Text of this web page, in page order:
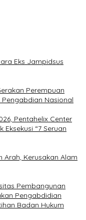
Eks Jampidsus
Perempuan
Nasional
Pentahelix Center
Eksekusi “7 Seruan
Arah, Kerusakan Alam
Pembangunan
Pengabdidian
Badan Hukum